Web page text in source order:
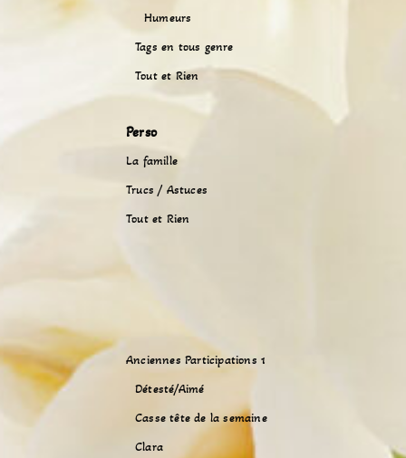
Humeurs
Tags en tous genre
Tout et Rien
Perso
La famille
Trucs / Astuces
Tout et Rien
Anciennes Participations 1
Détesté/Aimé
Casse tête de la semaine
Clara